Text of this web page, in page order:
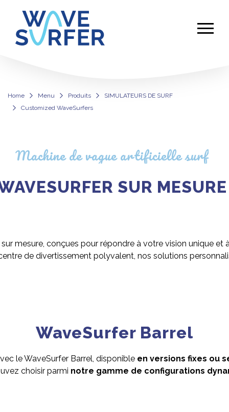
Home Menu Produits
SIMULATEURS DE SURF
Customized WaveSurfers
Machine de vague artificielle surf
SUR MESURE
mesure, conçues pour répondre à votre vision unique
de divertissement polyvalent, nos solutions
WaveSurfer Barrel
le WaveSurfer Barrel, disponible en versions fixes ou
choisir parmi notre gamme de configurations